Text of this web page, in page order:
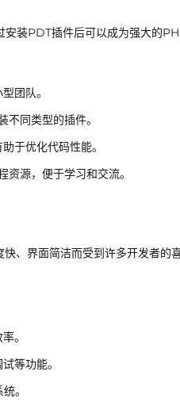
装PDT插件后可以成为强大的
团队。
同类型的插件。
于优化代码性能。
源，便于学习和交流。
、界面简洁而受到许多开发者的
。
等功能。
。